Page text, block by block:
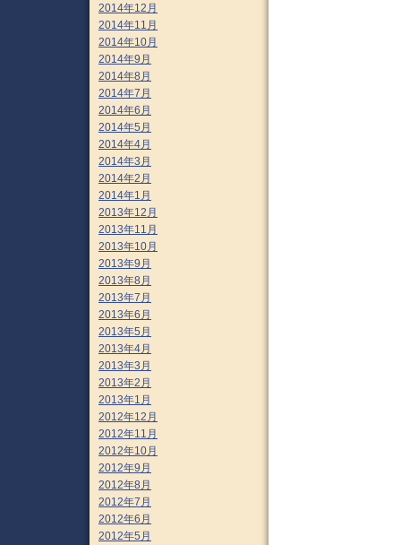
2014年12月
2014年11月
2014年10月
2014年9月
2014年8月
2014年7月
2014年6月
2014年5月
2014年4月
2014年3月
2014年2月
2014年1月
2013年12月
2013年11月
2013年10月
2013年9月
2013年8月
2013年7月
2013年6月
2013年5月
2013年4月
2013年3月
2013年2月
2013年1月
2012年12月
2012年11月
2012年10月
2012年9月
2012年8月
2012年7月
2012年6月
2012年5月